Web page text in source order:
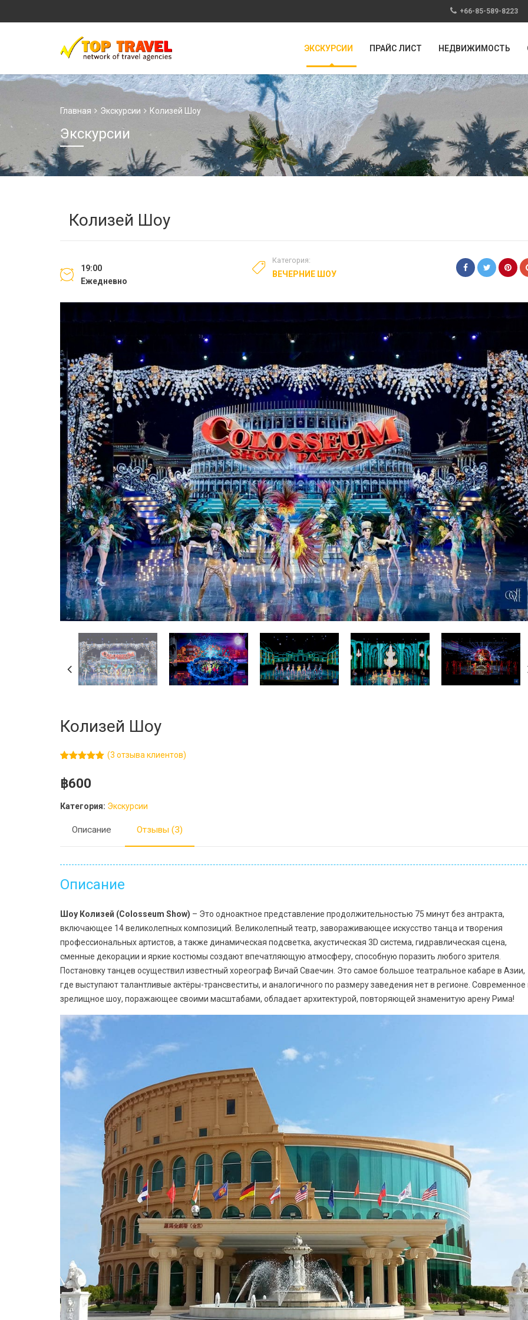
+66-85-589-8223
ЭКСКУРСИИ ПРАЙС ЛИСТ НЕДВИЖИМОСТЬ
Главная Экскурсии Колизей Шоу
Экскурсии
Колизей Шоу
19:00
Ежедневно
Категория:
ВЕЧЕРНИЕ ШОУ
Колизей Шоу
на основе
опроса
(3 отзыва клиентов)
฿600
Категория: Экскурсии
Описание Отзывы (3)
Описание
Шоу Колизей (Colosseum Show) – Это одноактное представление продолжительностью 75 минут без антракта,
включающее 14 великолепных композиций. Великолепный театр, завораживающее искусство танца и творения
профессиональных артистов, а также динамическая подсветка, акустическая 3D система, гидравлическая сцена,
сменные декорации и яркие костюмы создают впечатляющую атмосферу, способную поразить любого зрителя.
Постановку танцев осуществил известный хореограф Вичай Сваечин. Это самое большое театральное кабаре в Азии,
где выступают талантливые актёры-трансвеститы, и аналогичного по размеру заведения нет в регионе. Современное
зрелищное шоу, поражающее своими масштабами, обладает архитектурой, повторяющей знаменитую арену Рима!